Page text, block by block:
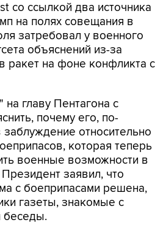
со ссылкой два источника
на полях совещания в
затребовал у военного
объяснений из-за
ракет на фоне конфликта с
главу Пентагона с
почему его, по-
относительно
которая теперь
военные возможности в
заявил, что
с боеприпасами решена,
газеты, знакомые с
беседы.